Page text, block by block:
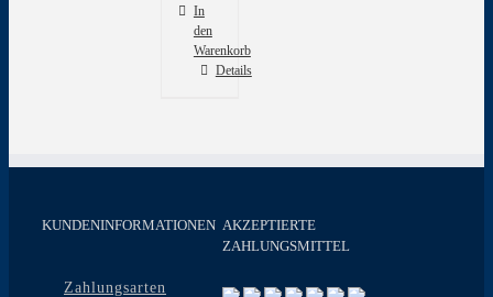
In
den
Warenkorb
Details
KUNDENINFORMATIONEN
Zahlungsarten
AKZEPTIERTE
ZAHLUNGSMITTEL